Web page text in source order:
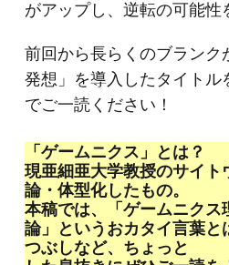
がアップし、逆転の可能性
前回から長らくのブラン
発想」を導入したタイトル
でご一読ください！
「ゲームニクス」とは？
現亜細亜大学教授のサイ
論・体型化したもの。
本稿では、「ゲームニク
論」というおカタイ言葉
つぶしなど、ちょっと